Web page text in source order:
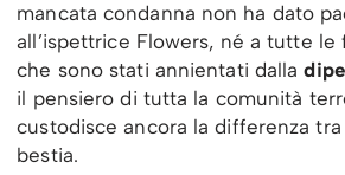
mancata condanna non ha dato
all’ispettrice Flowers, né a tutte
che sono stati annientati dalla
il pensiero di tutta la comunità
custodisce ancora la differenza tra
bestia.